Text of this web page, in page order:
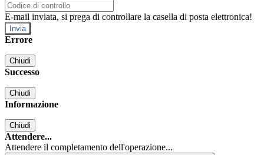
E-mail inviata, si prega di controllare la casella di posta elettronica!
Errore
Chiudi
Successo
Chiudi
Informazione
Chiudi
Attendere...
Attendere il completamento dell'operazione...